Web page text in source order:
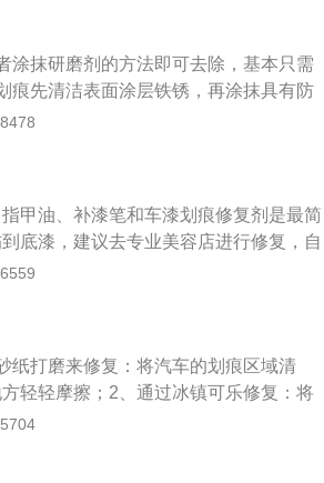
涂抹研磨剂的方法即可去除，基本只需
痕先清洁表面涂层铁锈，再涂抹具有防
喷漆、晾干、打磨即可修复。
甲油、补漆笔和车漆划痕修复剂是最简
底漆，建议去专业美容店进行修复，自
车划痕的方法的详细介绍：1、牙膏修
油：指甲油的修复效果一般，只是在
轻划痕，没有起到真正的修复效果。
填补效果，时间久了可能会掉落。4、
状修复剂，同样它的作用类似于牙膏，
纸打磨来修复：将汽车的划痕区域清
轻轻摩擦；2、通过冰镇可乐修复：将
；3、通过风油精来修复：将风油精倒
的海绵上，对着划痕上下进行擦拭；